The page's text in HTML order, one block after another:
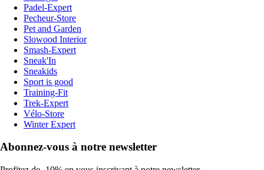
Padel-Expert
Pecheur-Store
Pet and Garden
Slowood Interior
Smash-Expert
Sneak'In
Sneakids
Sport is good
Training-Fit
Trek-Expert
Vélo-Store
Winter Expert
Abonnez-vous à notre newsletter